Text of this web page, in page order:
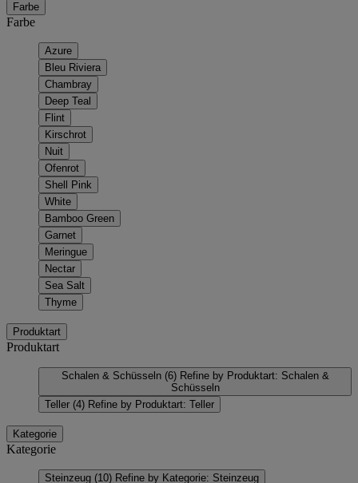
Farbe
Farbe
Azure
Bleu Riviera
Chambray
Deep Teal
Flint
Kirschrot
Nuit
Ofenrot
Shell Pink
White
Bamboo Green
Garnet
Meringue
Nectar
Sea Salt
Thyme
Produktart
Produktart
Schalen & Schüsseln (6) Refine by Produktart: Schalen &
Schüsseln
Teller (4) Refine by Produktart: Teller
Kategorie
Kategorie
Steinzeug (10) Refine by Kategorie: Steinzeug